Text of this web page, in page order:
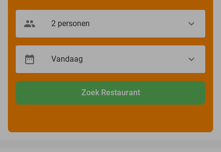
Zoek Restaurant